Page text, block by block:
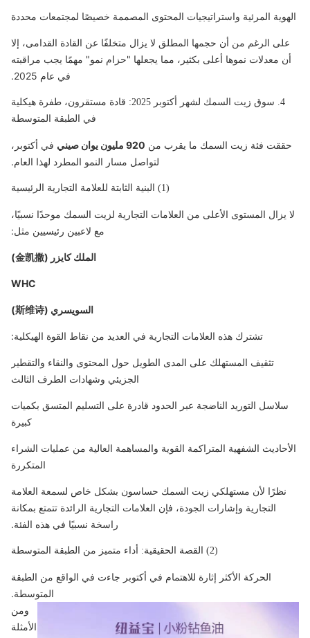
الهوية المرئية واستراتيجيات المحتوى المصممة خصيصًا لمجتمعات محددة
على الرغم من أن حجمها المطلق لا يزال متخلفًا عن القادة القدامى، إلا
أن معدلات نموها أعلى بكثير، مما يجعلها "حزام نمو" مهمًا يجب مراقبته
في عام 2025.
4. سوق زيت السمك لشهر أكتوبر 2025: قادة مستقرون، طفرة هيكلية
في الطبقة المتوسطة
حققت فئة زيت السمك ما يقرب من 920 مليون يوان صيني
في أكتوبر،
لتواصل مسار النمو المطرد لهذا العام.
(1) البنية الثابتة للعلامة التجارية الرئيسية
لا يزال المستوى الأعلى من العلامات التجارية لزيت السمك موحدًا نسبيًا،
مع لاعبين رئيسيين مثل:
الملك كايزر (金凯撒)
WHC
السويسري (斯维诗)
تشترك هذه العلامات التجارية في العديد من نقاط القوة الهيكلية:
تثقيف المستهلك على المدى الطويل حول المحتوى والنقاء والتقطير
الجزيئي وشهادات الطرف الثالث
سلاسل التوريد الناضجة عبر الحدود قادرة على التسليم المتسق بكميات
كبيرة
الأحاديث الشفهية المتراكمة القوية والمساهمة العالية من عمليات الشراء
المتكررة
نظرًا لأن مستهلكي زيت السمك حساسون بشكل خاص لسمعة العلامة
التجارية وإشارات الجودة، فإن العلامات التجارية الرائدة تتمتع بمكانة
راسخة نسبيًا في هذه الفئة.
(2) القصة الحقيقية: أداء متميز من الطبقة المتوسطة
الحركة الأكثر إثارة للاهتمام في أكتوبر جاءت في الواقع من الطبقة
المتوسطة.
ومن
الأمثلة